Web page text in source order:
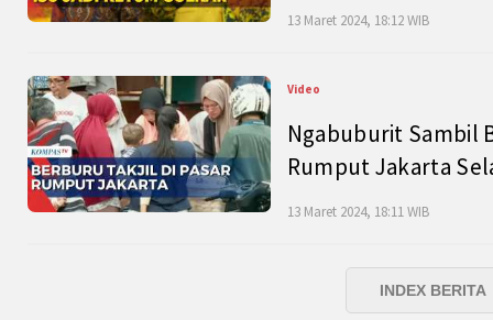
13 Maret 2024, 18:12 WIB
Video
Ngabuburit Sambil
Rumput Jakarta
13 Maret 2024, 18:11 WIB
INDEX BERITA